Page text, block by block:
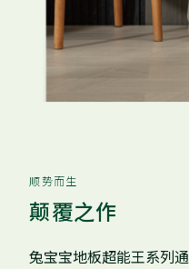
顺势而生
颠覆之作
兔宝宝地板超能王系列